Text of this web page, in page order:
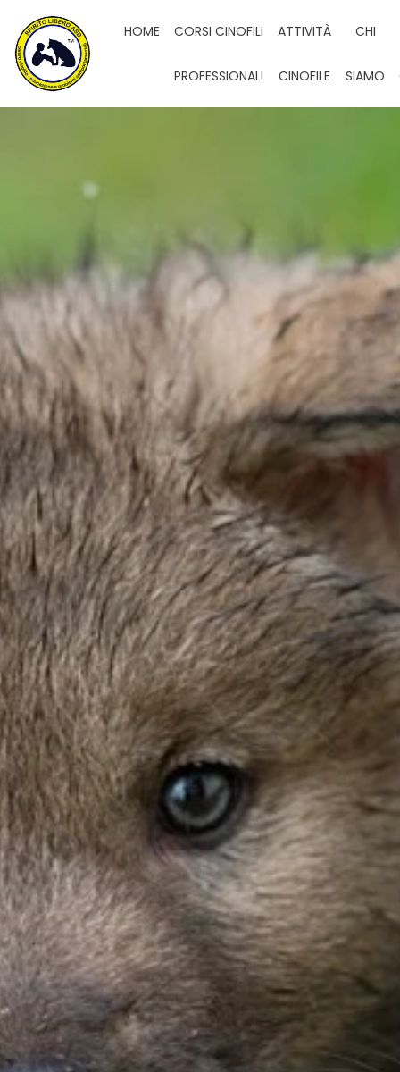
HOME CORSI CINOFILI
PROFESSIONALI
ATTIVITÀ
CINOFILE
CHI
SIAMO